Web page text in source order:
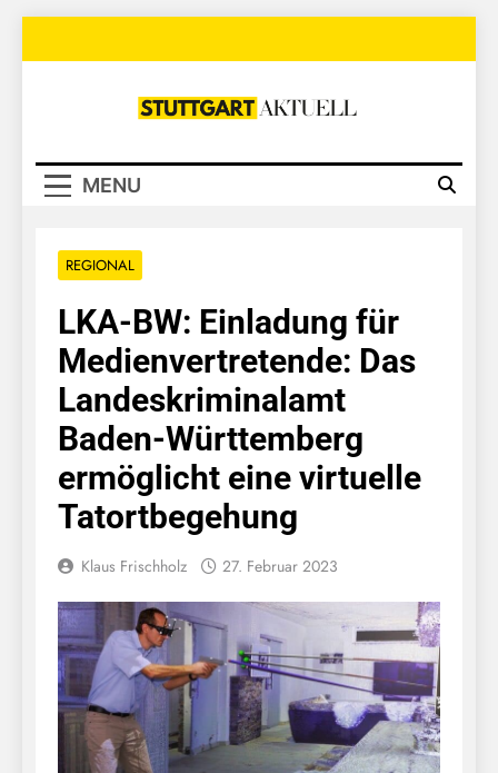
Stuttgart
MENU
REGIONAL
LKA-BW: Einladung für
Medienvertretende: Das
Landeskriminalamt
Baden-Württemberg
ermöglicht eine virtuelle
Tatortbegehung
Klaus Frischholz 27. Februar 2023